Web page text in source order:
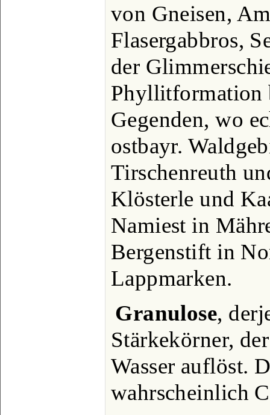
von Gneisen,
Flasergabbros,
der
Phyllitformation
Gegenden, wo
ostbayr.
Tirschenreuth
Klösterle und
Namiest in
Bergenstift in
Lappmarken.
Granulose,
Stärkekörner,
Wasser auflöst.
wahrscheinlich